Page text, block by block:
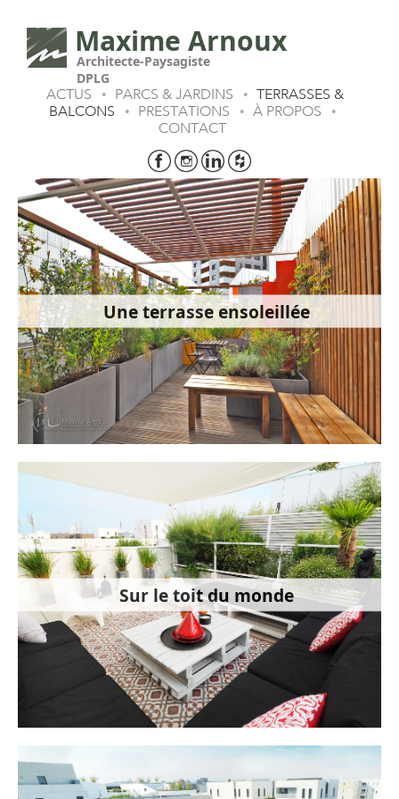
Maxime Arnoux
Architecte-Paysagiste
DPLG
ACTUS
• PARCS & JARDINS • TERRASSES &
BALCONS
• PRESTATIONS • À PROPOS •
CONTACT
Une terrasse ensoleillée
Sur le toit du monde